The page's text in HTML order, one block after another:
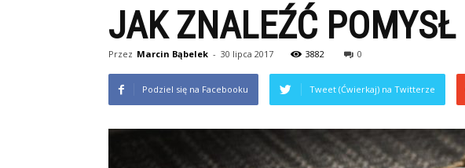
JAK ZNALEŹĆ
Przez Marcin Bąbelek - 30 lipca 2017 3882 0
Podziel się na Facebooku Tweet (Ćwierkaj) na Twitterze